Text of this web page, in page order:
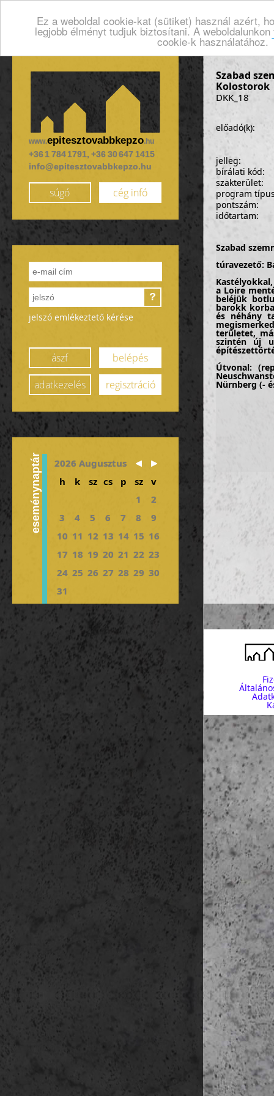
Ez a weboldal cookie-kat (sütiket) használ azért,
legjobb élményt tudjuk biztosítani. A
cookie-k használatához.
www.epitesztovabbkepzo.hu
+36 1 784 1791, +36 30 647 1415
info@epitesztovabbkepzo.hu
súgó cég infó
?
jelszó emlékeztető kérése
ászf
belépés
adatkezelés
regisztráció
eseménynaptár
2026 Augusztus
h
k sz cs p sz
v
1
2
3
4 5 6 7 8
9
10 11 12 13 14 15 16
17 18 19 20 21 22 23
24 25 26 27 28 29 30
31
Szabad
Kolostorok
DKK_18
előadó(k):
jelleg:
bírálati kód:
szakterület:
program
pontszám:
időtartam:
Szabad
túravezető:
a Loire
beléjük
barokk
és néhány
területet,
szintén új
Útvonal:
Nürnberg (-